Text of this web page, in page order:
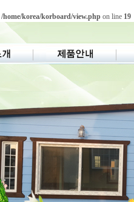
/home/korea/korboard/view.php on line 19